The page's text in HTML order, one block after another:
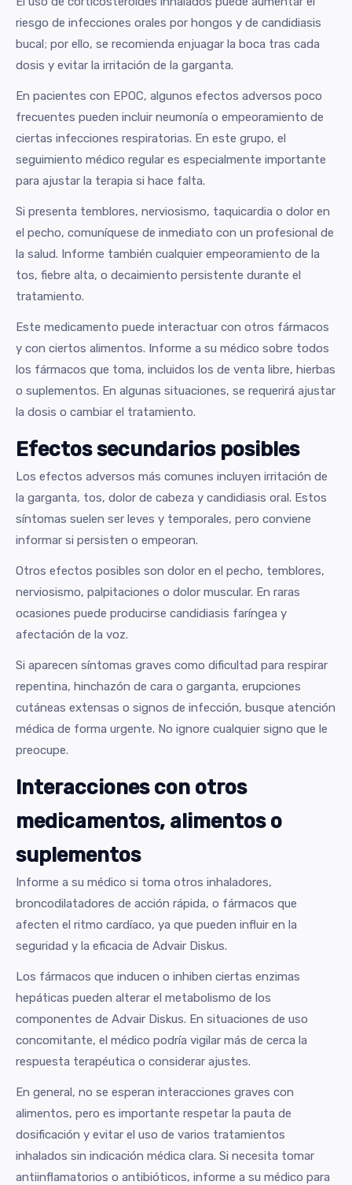
riesgo de infecciones orales por hongos y de candidiasis
bucal; por ello, se recomienda enjuagar la boca tras cada
dosis y evitar la irritación de la garganta.
En pacientes con EPOC, algunos efectos adversos poco
frecuentes pueden incluir neumonía o empeoramiento de
ciertas infecciones respiratorias. En este grupo, el
seguimiento médico regular es especialmente importante
para ajustar la terapia si hace falta.
Si presenta temblores, nerviosismo, taquicardia o dolor en
el pecho, comuníquese de inmediato con un profesional de
la salud. Informe también cualquier empeoramiento de la
tos, fiebre alta, o decaimiento persistente durante el
tratamiento.
Este medicamento puede interactuar con otros fármacos
y con ciertos alimentos. Informe a su médico sobre todos
los fármacos que toma, incluidos los de venta libre, hierbas
o suplementos. En algunas situaciones, se requerirá ajustar
la dosis o cambiar el tratamiento.
Efectos secundarios posibles
Los efectos adversos más comunes incluyen irritación de
la garganta, tos, dolor de cabeza y candidiasis oral. Estos
síntomas suelen ser leves y temporales, pero conviene
informar si persisten o empeoran.
Otros efectos posibles son dolor en el pecho, temblores,
nerviosismo, palpitaciones o dolor muscular. En raras
ocasiones puede producirse candidiasis faríngea y
afectación de la voz.
Si aparecen síntomas graves como dificultad para respirar
repentina, hinchazón de cara o garganta, erupciones
cutáneas extensas o signos de infección, busque atención
médica de forma urgente. No ignore cualquier signo que le
preocupe.
Interacciones con otros
medicamentos, alimentos o
suplementos
Informe a su médico si toma otros inhaladores,
broncodilatadores de acción rápida, o fármacos que
afecten el ritmo cardíaco, ya que pueden influir en la
seguridad y la eficacia de Advair Diskus.
Los fármacos que inducen o inhiben ciertas enzimas
hepáticas pueden alterar el metabolismo de los
componentes de Advair Diskus. En situaciones de uso
concomitante, el médico podría vigilar más de cerca la
respuesta terapéutica o considerar ajustes.
En general, no se esperan interacciones graves con
alimentos, pero es importante respetar la pauta de
dosificación y evitar el uso de varios tratamientos
inhalados sin indicación médica clara. Si necesita tomar
antiinflamatorios o antibióticos, informe a su médico para